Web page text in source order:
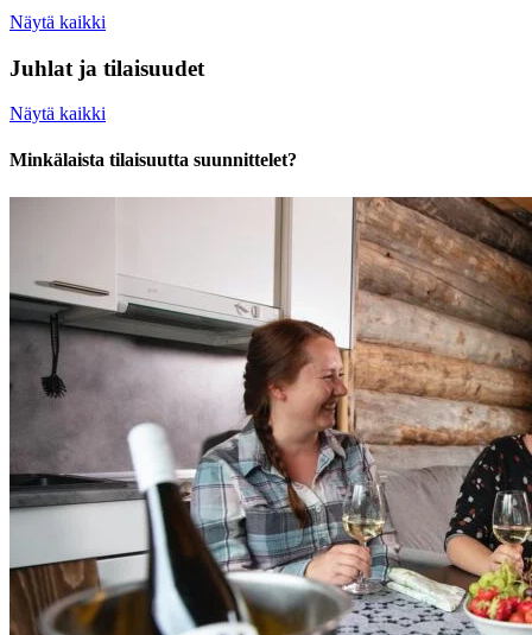
Näytä kaikki
Juhlat ja tilaisuudet
Näytä kaikki
Minkälaista tilaisuutta suunnittelet?